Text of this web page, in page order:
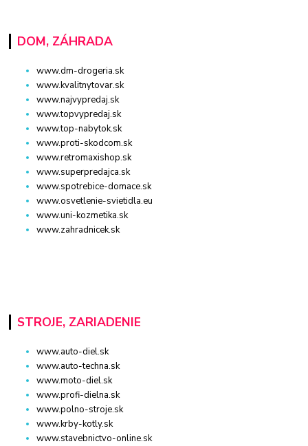
DOM, ZÁHRADA
www.dm-drogeria.sk
www.kvalitnytovar.sk
www.najvypredaj.sk
www.topvypredaj.sk
www.top-nabytok.sk
www.proti-skodcom.sk
www.retromaxishop.sk
www.superpredajca.sk
www.spotrebice-domace.sk
www.osvetlenie-svietidla.eu
www.uni-kozmetika.sk
www.zahradnicek.sk
STROJE, ZARIADENIE
www.auto-diel.sk
www.auto-techna.sk
www.moto-diel.sk
www.profi-dielna.sk
www.polno-stroje.sk
www.krby-kotly.sk
www.stavebnictvo-online.sk